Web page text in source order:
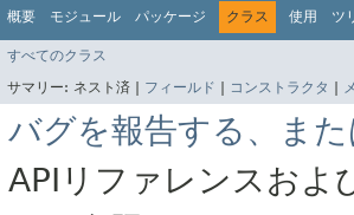
概要 モジュール パッケージ クラス 使用 ツ
すべてのクラス
サマリー: ネスト済 | フィールド コンストラクタ
バグを報告する、ま
APIリファレンスおよ